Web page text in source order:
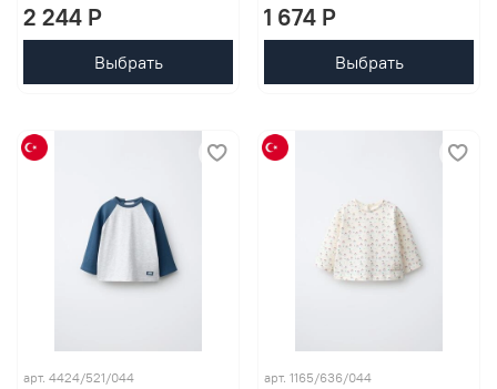
2 244 P
Выбрать
1 674 P
Выбрать
арт. 4424/521/044 арт. 1165/636/044